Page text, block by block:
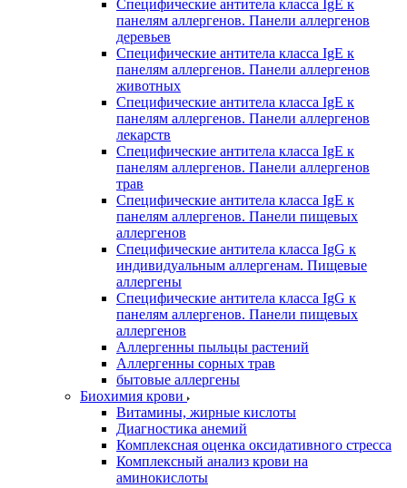
Специфические антитела класса IgE к
панелям аллергенов. Панели аллергенов
деревьев
Специфические антитела класса IgE к
панелям аллергенов. Панели аллергенов
животных
Специфические антитела класса IgE к
панелям аллергенов. Панели аллергенов
лекарств
Специфические антитела класса IgE к
панелям аллергенов. Панели аллергенов
трав
Специфические антитела класса IgE к
панелям аллергенов. Панели пищевых
аллергенов
Специфические антитела класса IgG к
индивидуальным аллергенам. Пищевые
аллергены
Специфические антитела класса IgG к
панелям аллергенов. Панели пищевых
аллергенов
Аллергенны пыльцы растений
Аллергенны сорных трав
бытовые аллергены
Биохимия крови
Витамины, жирные кислоты
Диагностика анемий
Комплексная оценка оксидативного стресса
Комплексный анализ крови на
аминокислоты